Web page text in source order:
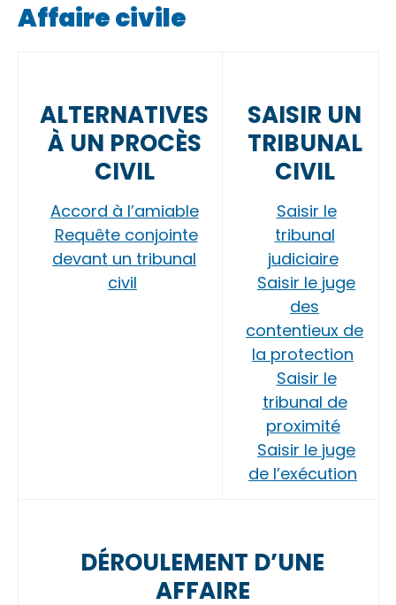
Affaire civile
ALTERNATIVES
À UN PROCÈS
CIVIL
Accord à l’amiable
Requête conjointe
devant un tribunal
civil
SAISIR UN
TRIBUNAL
CIVIL
Saisir le
tribunal
judiciaire
Saisir le juge
des
contentieux de
la protection
Saisir le
tribunal de
proximité
Saisir le juge
de l’exécution
DÉROULEMENT D’UNE
AFFAIRE